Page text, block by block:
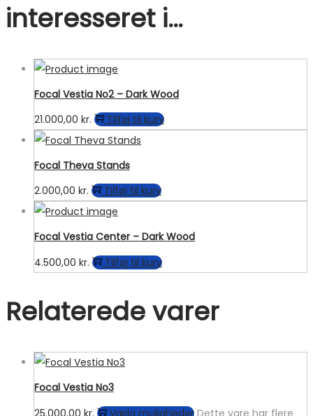
interesseret i…
Focal Vestia No2 – Dark Wood
21.000,00 kr. Tilføj til kurv
Focal Theva Stands
2.000,00 kr. Tilføj til kurv
Focal Vestia Center – Dark Wood
4.500,00 kr. Tilføj til kurv
Relaterede varer
Focal Vestia No3
25.000,00 kr. Vælg muligheder Dette vare har flere